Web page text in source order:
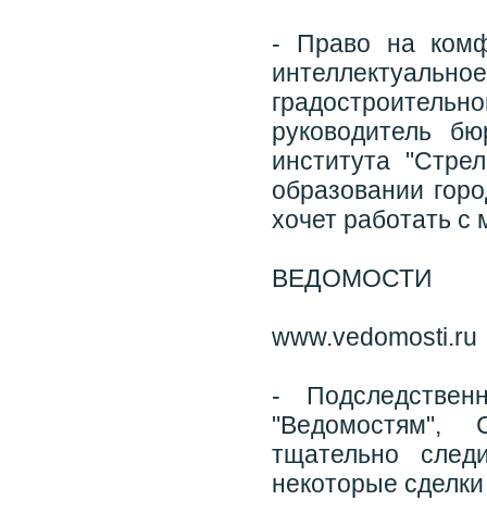
- Право на
руководитель
института
образовании
хочет работать с
ВЕДОМОСТИ
www.vedomosti.ru
-
"Ведомостям",
тщательно
некоторые сделки